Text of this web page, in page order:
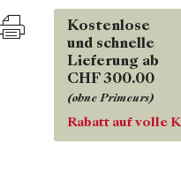
Kostenlose
und schnelle
Lieferung ab
CHF 300.00
(ohne Primeurs)
Rabatt auf volle